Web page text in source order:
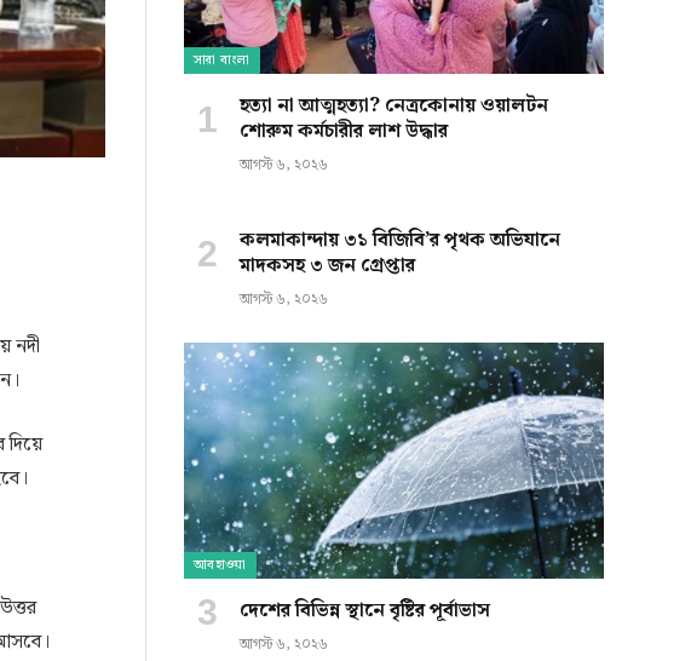
নদী
দিয়ে
সারা বাংলা
হত্যা না আত্মহত্যা? নেত্রকোনায় ওয়ালটন
শোরুম কর্মচারীর লাশ উদ্ধার
আগস্ট ৬, ২০২৬
কলমাকান্দায় ৩১ বিজিবি’র পৃথক অভিযানে
মাদকসহ ৩ জন গ্রেপ্তার
আগস্ট ৬, ২০২৬
আবহাওয়া
দেশের বিভিন্ন স্থানে বৃষ্টির পূর্বাভাস
আগস্ট ৬, ২০২৬